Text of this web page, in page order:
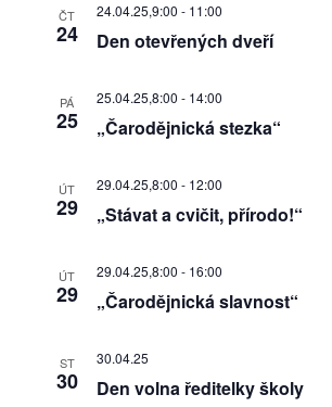
ČT
24 Den otevřených dveří
24.04.25,9:00 - 11:00
PÁ
25 „Čarodějnická stezka“
25.04.25,8:00 - 14:00
ÚT
29 „Stávat a cvičit, přírodo!“
29.04.25,8:00 - 12:00
ÚT
29 „Čarodějnická slavnost“
29.04.25,8:00 - 16:00
ST
30 Den volna ředitelky školy
30.04.25